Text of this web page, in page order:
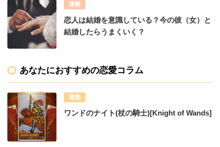
運勢
恋人は結婚を意識している？今の彼（女）と
結婚したらうまくいく？
あなたにおすすめの恋愛コラム
運勢
ワンドのナイト(杖の騎士)[Knight of Wands]